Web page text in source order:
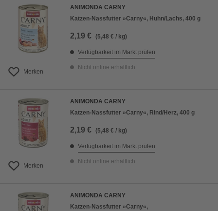
Merken
ANIMONDA CARNY
Katzen-Nassfutter »Carny«, Huhn/Lachs, 400 g
2,19 € (5,48 € / kg)
Verfügbarkeit im Markt prüfen
Nicht online erhältlich
Merken
ANIMONDA CARNY
Katzen-Nassfutter »Carny«, Rind/Herz, 400 g
2,19 € (5,48 € / kg)
Verfügbarkeit im Markt prüfen
Nicht online erhältlich
ANIMONDA CARNY
Katzen-Nassfutter »Carny«,